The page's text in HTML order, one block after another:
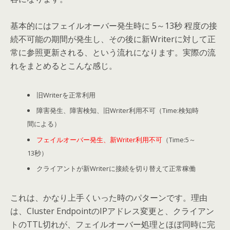
基本的にはフェイルオーバー発生時に 5～13秒 程度の接
続不可能の期間が発生し、その後に新Writerに対して正
常に参照更新される、という流れになります。実際の流
れをまとめるとこんな感じ。
旧Writerを正常利用
障害発生、障害検知、旧Writer利用不可（Time:検知時
間による）
フェイルオーバー発生、新Writer利用不可 （Time:5～
13秒）
クライアントが新Writerに接続を切り替えて正常稼働
これは、かなり上手くいった時のパターンです。理由
は、Cluster EndpointのIPアドレス変更と、クライアン
トのTTL切れが、フェイルオーバー処理とほぼ同時に完